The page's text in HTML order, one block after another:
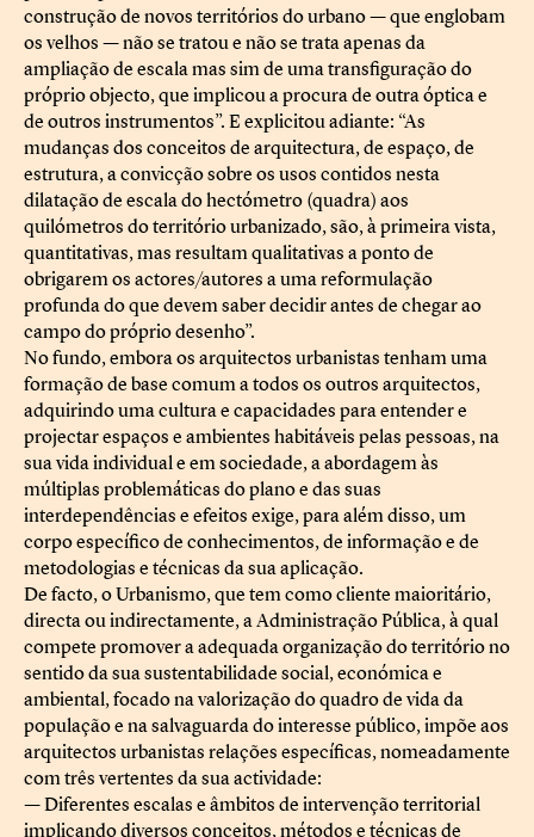
construção de novos territórios do urbano — que englobam
os velhos — não se tratou e não se trata apenas da
ampliação de escala mas sim de uma transfiguração do
próprio objecto, que implicou a procura de outra óptica e
de outros instrumentos”. E explicitou adiante: “As
mudanças dos conceitos de arquitectura, de espaço, de
estrutura, a convicção sobre os usos contidos nesta
dilatação de escala do hectómetro (quadra) aos
quilómetros do território urbanizado, são, à primeira vista,
quantitativas, mas resultam qualitativas a ponto de
obrigarem os actores/autores a uma reformulação
profunda do que devem saber decidir antes de chegar ao
campo do próprio desenho”.
No fundo, embora os arquitectos urbanistas tenham uma
formação de base comum a todos os outros arquitectos,
adquirindo uma cultura e capacidades para entender e
projectar espaços e ambientes habitáveis pelas pessoas, na
sua vida individual e em sociedade, a abordagem às
múltiplas problemáticas do plano e das suas
interdependências e efeitos exige, para além disso, um
corpo específico de conhecimentos, de informação e de
metodologias e técnicas da sua aplicação.
De facto, o Urbanismo, que tem como cliente maioritário,
directa ou indirectamente, a Administração Pública, à qual
compete promover a adequada organização do território no
sentido da sua sustentabilidade social, económica e
ambiental, focado na valorização do quadro de vida da
população e na salvaguarda do interesse público, impõe aos
arquitectos urbanistas relações específicas, nomeadamente
com três vertentes da sua actividade:
— Diferentes escalas e âmbitos de intervenção territorial
implicando diversos conceitos, métodos e técnicas de